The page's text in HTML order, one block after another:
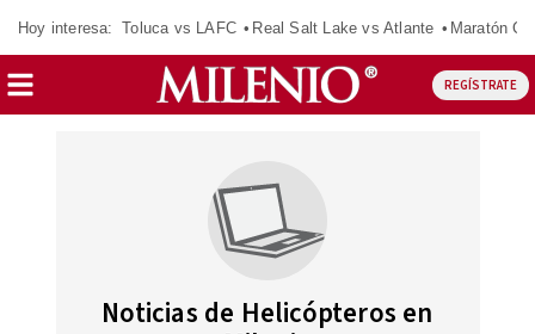
Hoy interesa: Toluca vs LAFC Real Salt Lake vs Atlante Maratón
REGÍSTRATE
Noticias de Helicópteros en